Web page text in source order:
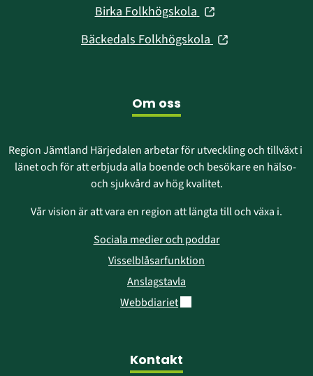
nytt
fönster)
Birka Folkhögskola (öppnas
nytt
Bäckedals Folkhögskola (öppnas
Om oss
Region Jämtland Härjedalen arbetar för utveckling och tillväxt i
länet och för att erbjuda alla boende och besökare en hälso-
och sjukvård av hög kvalitet.
Vår vision är att vara en region att längta till och växa i.
Sociala medier och poddar
Visselblåsarfunktion
Anslagstavla
WebbdiarietLänk till annan webbplats.
Kontakt